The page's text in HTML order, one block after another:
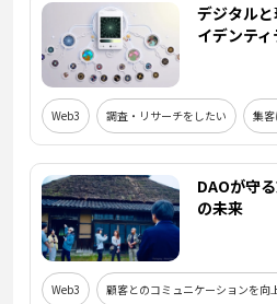
デジタル
イデンテ
Web3 調査・リサーチをしたい 集
DAOが守
の未来
Web3 顧客とのコミュニケーションを向